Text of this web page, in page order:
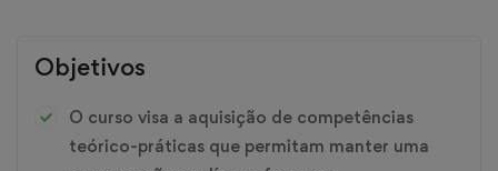
Objetivos
O curso visa a aquisição de competências
teórico-práticas que permitam manter uma